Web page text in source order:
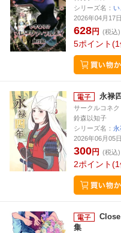
シリーズ名：
2026年04月17
628円 (税込)
5ポイント
永禄
サークルコネク
鈴森以知子
シリーズ名： 永
2026年06月05
300円 (税込)
2ポイント
集